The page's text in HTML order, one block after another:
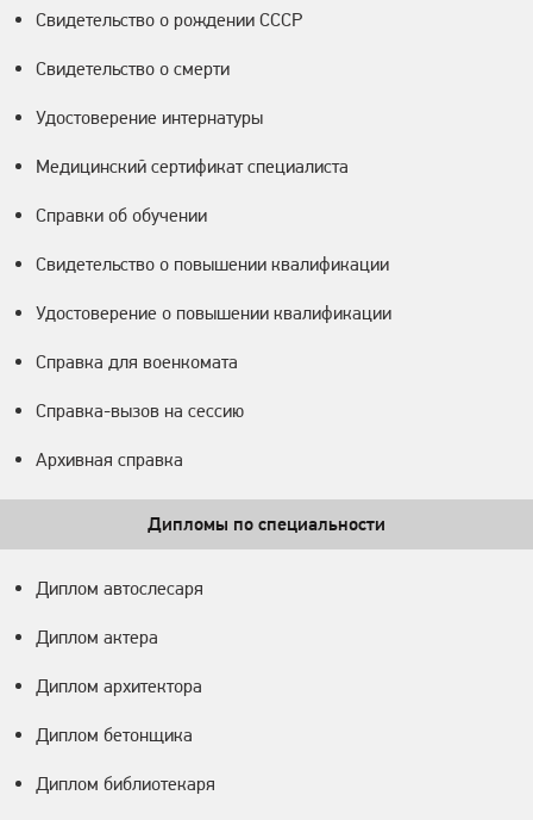
Свидетельство о рождении СССР
Свидетельство о смерти
Удостоверение интернатуры
Медицинский сертификат специалиста
Справки об обучении
Свидетельство о повышении квалификации
Удостоверение о повышении квалификации
Справка для военкомата
Справка-вызов на сессию
Архивная справка
Дипломы по специальности
Диплом автослесаря
Диплом актера
Диплом архитектора
Диплом бетонщика
Диплом библиотекаря